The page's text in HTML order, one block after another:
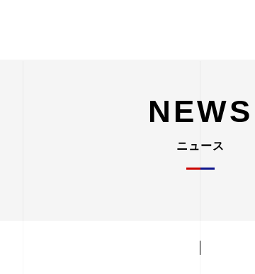
NEWS
ニュース